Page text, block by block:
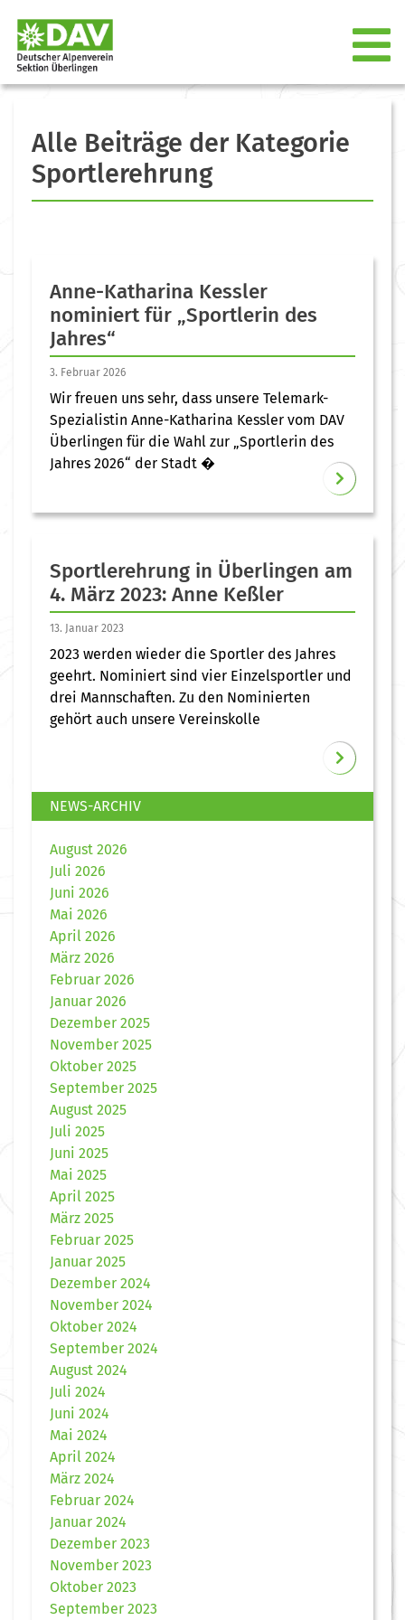
Alle Beiträge der Kategorie
Sportlerehrung
Anne-Katharina Kessler
nominiert für „Sportlerin des
Jahres“
3. Februar 2026
Wir freuen uns sehr, dass unsere Telemark-
Spezialistin Anne-Katharina Kessler vom DAV
Überlingen für die Wahl zur „Sportlerin des
Jahres 2026“ der Stadt �
Sportlerehrung in Überlingen am
4. März 2023: Anne Keßler
13. Januar 2023
2023 werden wieder die Sportler des Jahres
geehrt. Nominiert sind vier Einzelsportler und
drei Mannschaften. Zu den Nominierten
gehört auch unsere Vereinskolle
NEWS-ARCHIV
August 2026
Juli 2026
Juni 2026
Mai 2026
April 2026
März 2026
Februar 2026
Januar 2026
Dezember 2025
November 2025
Oktober 2025
September 2025
August 2025
Juli 2025
Juni 2025
Mai 2025
April 2025
März 2025
Februar 2025
Januar 2025
Dezember 2024
November 2024
Oktober 2024
September 2024
August 2024
Juli 2024
Juni 2024
Mai 2024
April 2024
März 2024
Februar 2024
Januar 2024
Dezember 2023
November 2023
Oktober 2023
September 2023